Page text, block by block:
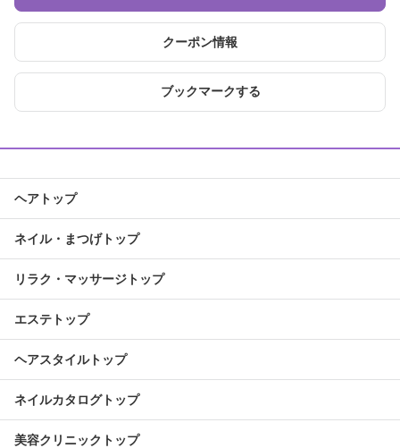
クーポン情報
ブックマークする
ヘアトップ
ネイル・まつげトップ
リラク・マッサージトップ
エステトップ
ヘアスタイルトップ
ネイルカタログトップ
美容クリニックトップ